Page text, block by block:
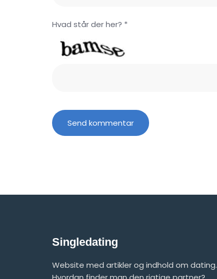
Hvad står der her? *
Singledating
Website med artikler og indhold om dating.